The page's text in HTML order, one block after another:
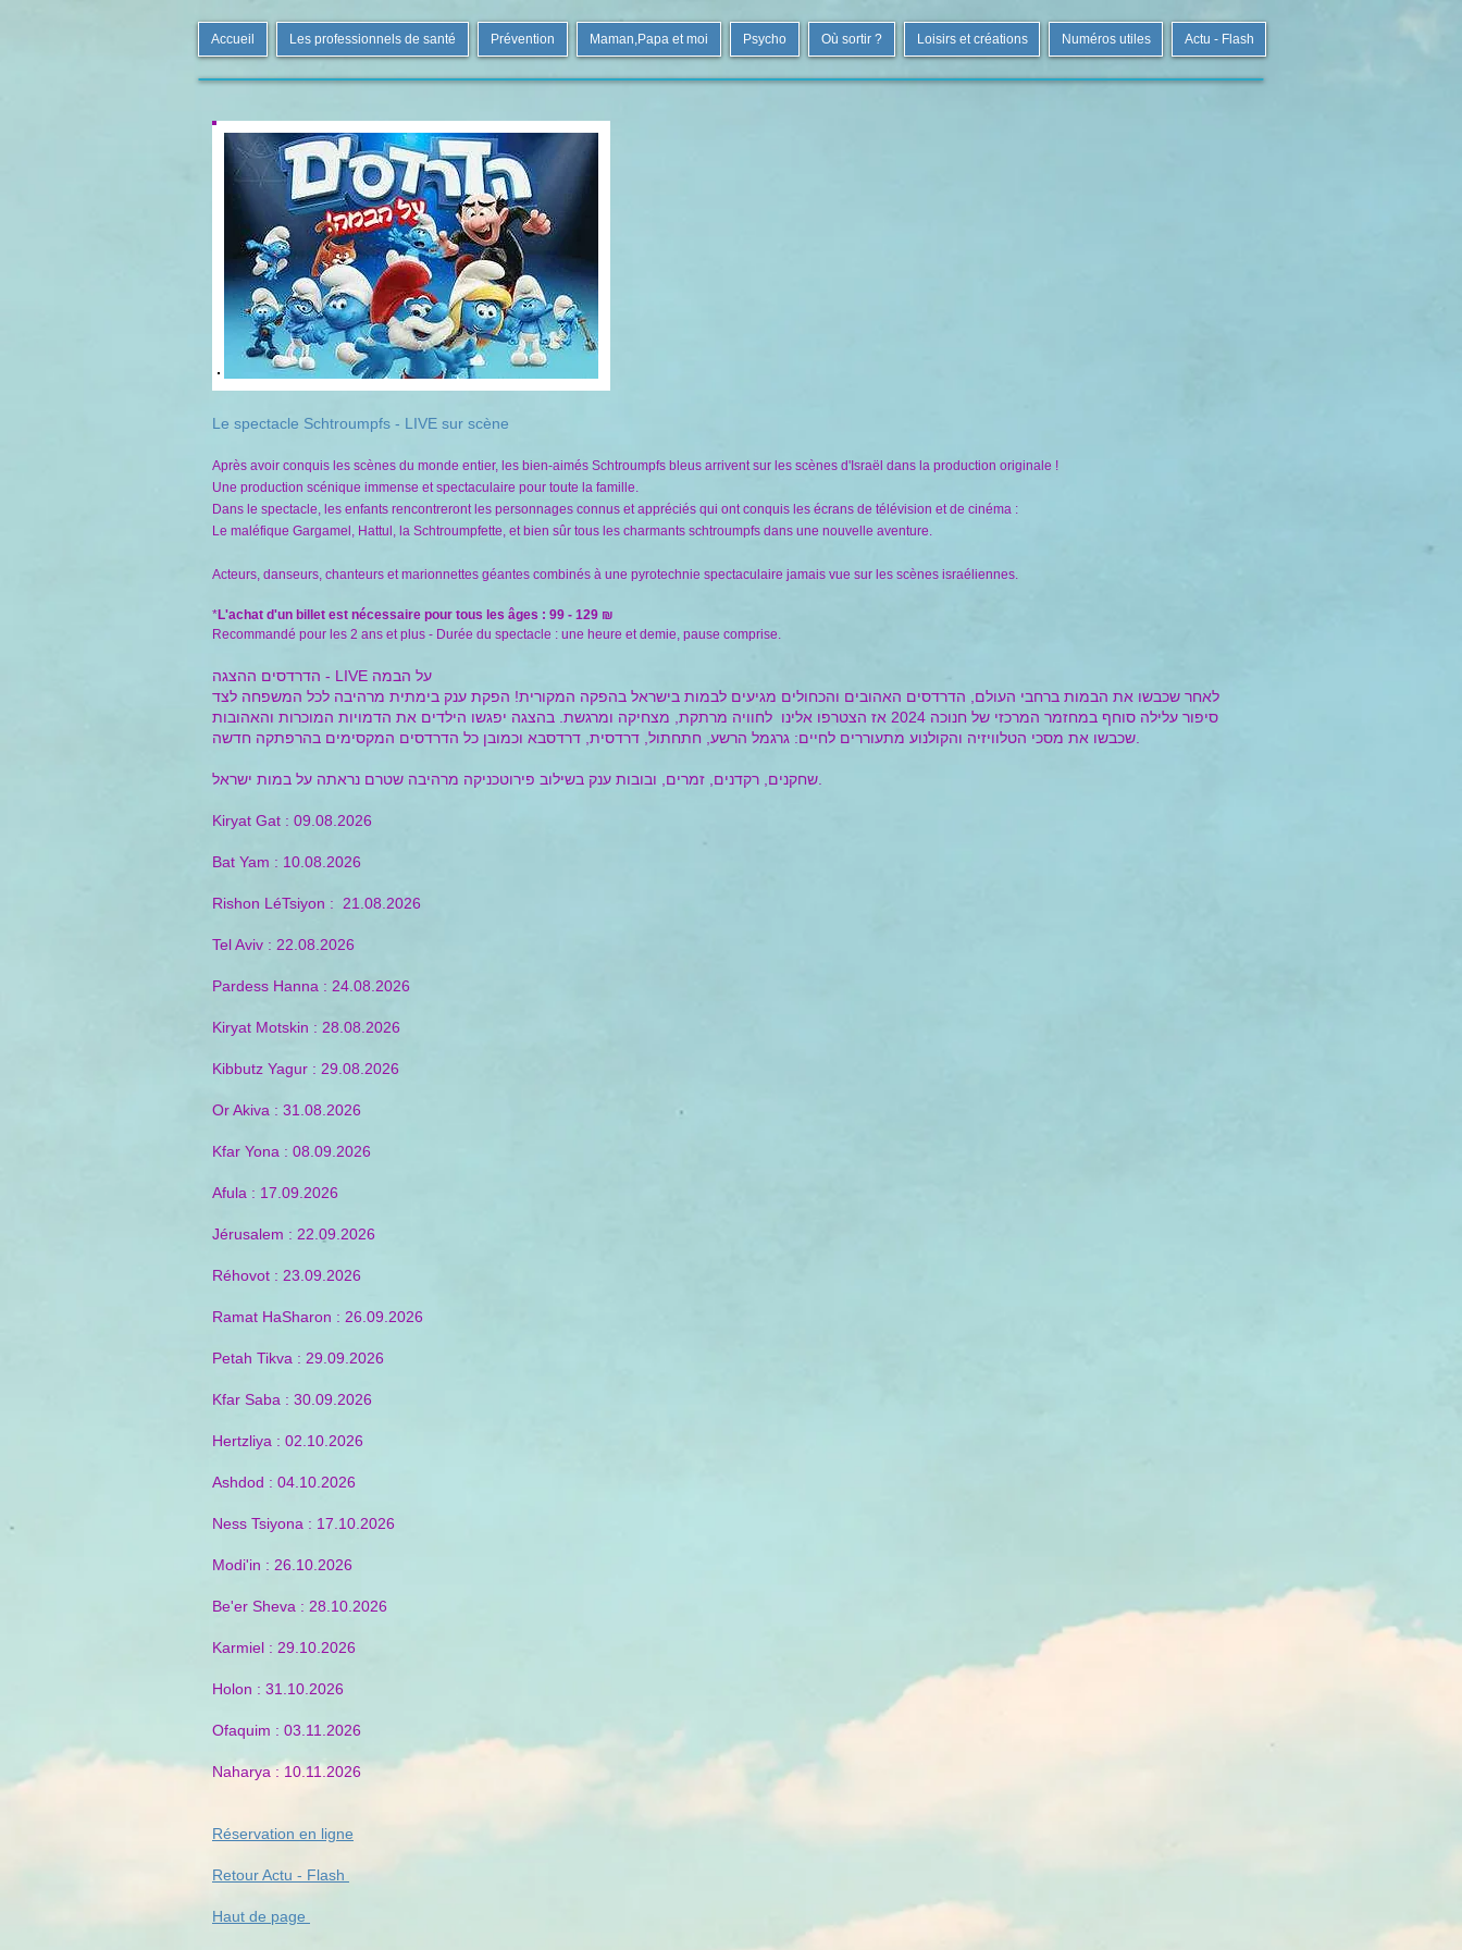
Accueil Les professionnels de santé Prévention Maman,Papa et moi Psycho Où sortir ? Loisirs et créations Numéros utiles Actu - Flash
Le spectacle Schtroumpfs - LIVE sur scène
Après avoir conquis les scènes du monde entier, les bien-aimés Schtroumpfs bleus arrivent sur les scènes d'Israël dans la production originale !
Une production scénique immense et spectaculaire pour toute la famille.
Dans le spectacle, les enfants rencontreront les personnages connus et appréciés qui ont conquis les écrans de télévision et de cinéma :
Le maléfique Gargamel, Hattul, la Schtroumpfette, et bien sûr tous les charmants schtroumpfs dans une nouvelle aventure.
Acteurs, danseurs, chanteurs et marionnettes géantes combinés à une pyrotechnie spectaculaire jamais vue sur les scènes israéliennes.
*L'achat d'un billet est nécessaire pour tous les âges : 99 - 129 ₪
Recommandé pour les 2 ans et plus - Durée du spectacle : une heure et demie, pause comprise.
הדרדסים ההצגה - LIVE על הבמה
לאחר שכבשו את הבמות ברחבי העולם, הדרדסים האהובים והכחולים מגיעים לבמות בישראל בהפקה המקורית! הפקת ענק בימתית מרהיבה לכל המשפחה לצד
סיפור עלילה סוחף במחזמר המרכזי של חנוכה 2024 אז הצטרפו אלינו לחוויה מרתקת, מצחיקה ומרגשת. בהצגה יפגשו הילדים את הדמויות המוכרות והאהובות
Kiryat Gat : 09.08.2026
Bat Yam : 10.08.2026
Rishon LéTsiyon : 21.08.2026
Tel Aviv : 22.08.2026
Pardess Hanna : 24.08.2026
Kiryat Motskin : 28.08.2026
Kibbutz Yagur : 29.08.2026
Or Akiva : 31.08.2026
Kfar Yona : 08.09.2026
Afula : 17.09.2026
Jérusalem : 22.09.2026
Réhovot : 23.09.2026
Ramat HaSharon : 26.09.2026
Petah Tikva : 29.09.2026
Kfar Saba : 30.09.2026
Hertzliya : 02.10.2026
Ashdod : 04.10.2026
Ness Tsiyona : 17.10.2026
Modi'in : 26.10.2026
Be'er Sheva : 28.10.2026
Karmiel : 29.10.2026
Holon : 31.10.2026
Ofaquim : 03.11.2026
Naharya : 10.11.2026
Réservation en ligne
Retour Actu - Flash
Haut de page